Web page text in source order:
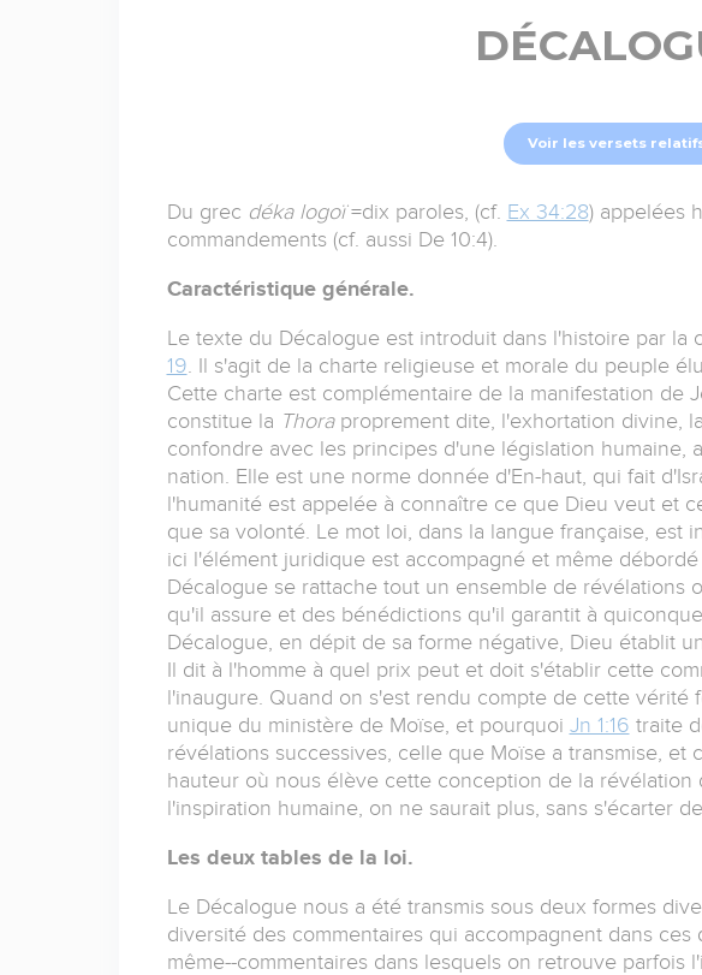
Voir les versets
Du grec déka logoï=dix paroles, (cf. Ex 34:28) appelées
commandements (cf. aussi De 10:4).
Caractéristique générale.
Le texte du Décalogue est introduit dans l'histoire par la
19 . Il s'agit de la charte religieuse et morale du peuple
Cette charte est complémentaire de la manifestation de
constitue la Thora proprement dite, l'exhortation divine,
confondre avec les principes d'une législation humaine,
nation. Elle est une norme donnée d'En-haut, qui fait
l'humanité est appelée à connaître ce que Dieu veut et
que sa volonté. Le mot loi, dans la langue française, est
ici l'élément juridique est accompagné et même
Décalogue se rattache tout un ensemble de révélations
qu'il assure et des bénédictions qu'il garantit à
Décalogue, en dépit de sa forme négative, Dieu établit
Il dit à l'homme à quel prix peut et doit s'établir cette
l'inaugure. Quand on s'est rendu compte de cette vérité
unique du ministère de Moïse, et pourquoi Jn 1:16 traite
révélations successives, celle que Moïse a transmise, et
hauteur où nous élève cette conception de la
l'inspiration humaine, on ne saurait plus, sans s'écarter
Les deux tables de la loi.
Le Décalogue nous a été transmis sous deux formes
diversité des commentaires qui accompagnent dans
même--commentaires dans lesquels on retrouve parfois